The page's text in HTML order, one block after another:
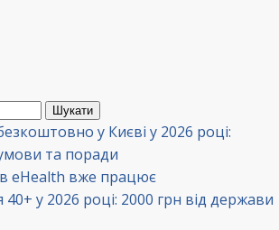
у Києві у 2026 році:
та поради
в eHealth вже працює
40+ у 2026 році: 2000 грн від держави